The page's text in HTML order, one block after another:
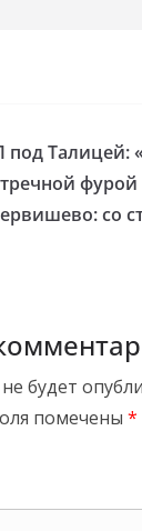
под Талицей:
фурой
со
будет
помечены *